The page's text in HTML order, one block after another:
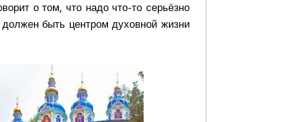
о том, что надо что-то серьёзно
быть центром духовной жизни